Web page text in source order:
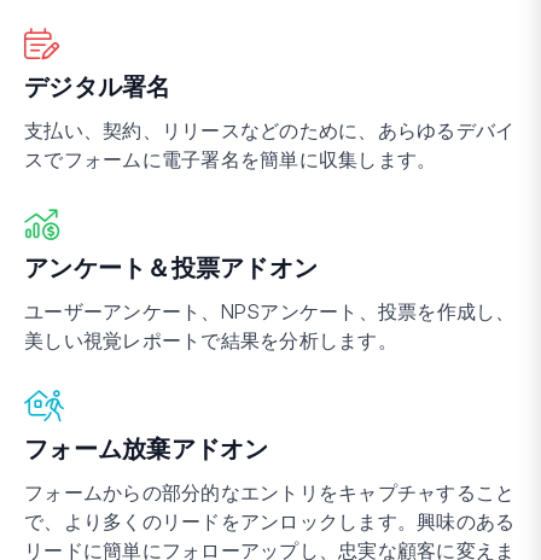
デジタル署名
支払い、契約、リリースなどのために、あらゆるデバイ
スでフォームに電子署名を簡単に収集します。
アンケート＆投票アドオン
ユーザーアンケート、NPSアンケート、投票を作成し、
美しい視覚レポートで結果を分析します。
フォーム放棄アドオン
フォームからの部分的なエントリをキャプチャすること
で、より多くのリードをアンロックします。興味のある
リードに簡単にフォローアップし、忠実な顧客に変えま